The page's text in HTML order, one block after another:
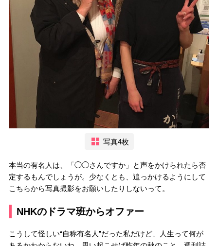
写真4枚
本当の有名人は、「◯◯さんですか」と声をかけられたら否
定するもんでしょうが。少なくとも、追っかけるようにして
こちらから写真撮影をお願いしたりしないって。
NHKのドラマ班からオファー
こうして怪しい“自称有名人”だった私だけど、人生って何が